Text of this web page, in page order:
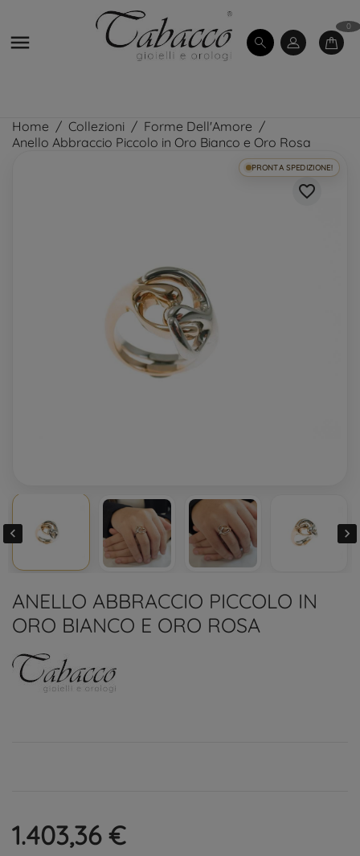

0
Home Collezioni
Forme Dell'Amore
Anello Abbraccio Piccolo in Oro Bianco e Oro Rosa
PRONTA SPEDIZIONE!
favorite_border
 
ANELLO ABBRACCIO PICCOLO IN
ORO BIANCO E ORO ROSA
1.403,36 €